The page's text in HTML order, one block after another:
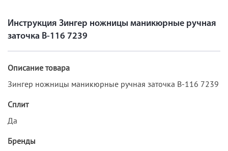
Инструкция Зингер ножницы маникюрные ручная
заточка B-116 7239
Описание товара
Зингер ножницы маникюрные ручная заточка B-116 7239
Сплит
Да
Бренды